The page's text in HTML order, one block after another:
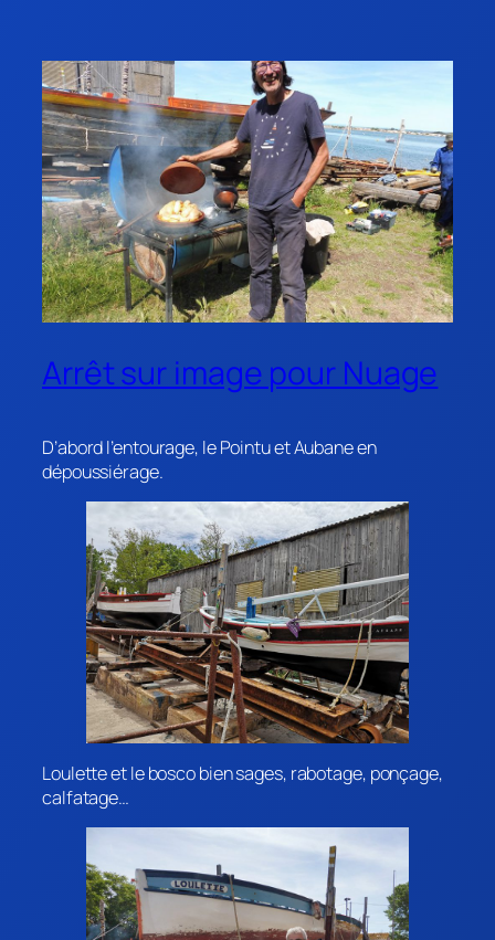
Arrêt sur image pour Nuage
D’abord l’entourage, le Pointu et Aubane en
dépoussiérage.
Loulette et le bosco bien sages, rabotage, ponçage,
calfatage…